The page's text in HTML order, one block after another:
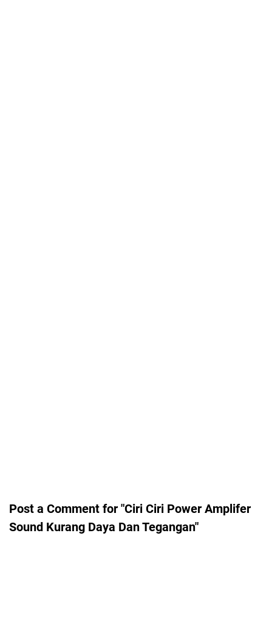
Post a Comment for "Ciri Ciri Power Amplifer
Sound Kurang Daya Dan Tegangan"